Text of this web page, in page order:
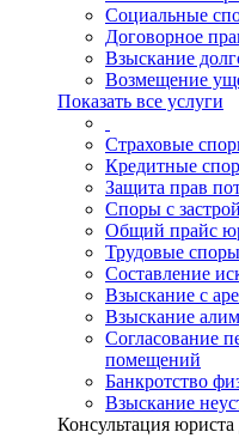
Социальные
Договорное
Взыскание
Возмещение
Показать все услуги
Страховые
Кредитные
Защита прав
Споры с
Общий прайс
Трудовые споры
Составление
Взыскание с
Взыскание
Cогласование
помещений
Банкротство
Взыскание
Консультация